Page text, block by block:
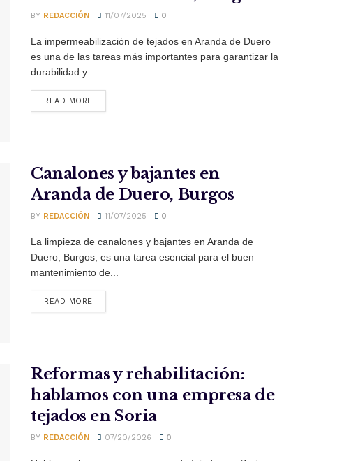
BY REDACCIÓN 11/07/2025 0
La impermeabilización de tejados en Aranda de Duero
es una de las tareas más importantes para garantizar la
durabilidad y...
READ MORE
Canalones y bajantes en
Aranda de Duero, Burgos
BY REDACCIÓN 11/07/2025 0
La limpieza de canalones y bajantes en Aranda de
Duero, Burgos, es una tarea esencial para el buen
mantenimiento de...
READ MORE
Reformas y rehabilitación:
hablamos con una empresa de
tejados en Soria
BY REDACCIÓN 07/20/2026 0